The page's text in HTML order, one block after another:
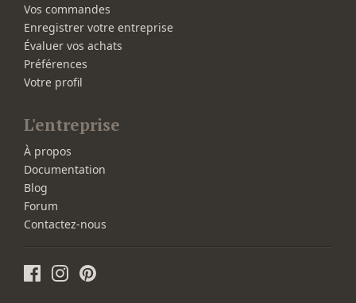
Vos commandes
Enregistrer votre entreprise
Évaluer vos achats
Préférences
Votre profil
L'entreprise
À propos
Documentation
Blog
Forum
Contactez-nous